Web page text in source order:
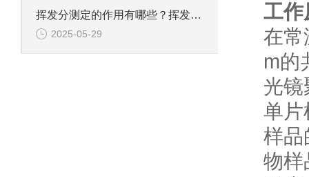
工作
在常
m的
光
单片
样品
物样
挥发分测定的作用有哪些？挥发分测定应用于哪些行业？
2025-05-29